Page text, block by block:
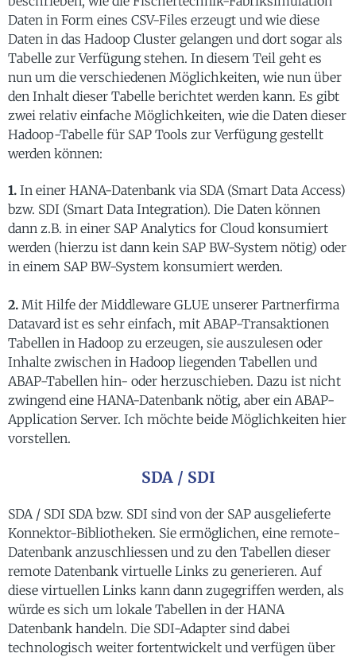
Daten in Form eines CSV-Files erzeugt und wie diese
Daten in das Hadoop Cluster gelangen und dort sogar als
Tabelle zur Verfügung stehen. In diesem Teil geht es
nun um die verschiedenen Möglichkeiten, wie nun über
den Inhalt dieser Tabelle berichtet werden kann. Es gibt
zwei relativ einfache Möglichkeiten, wie die Daten dieser
Hadoop-Tabelle für SAP Tools zur Verfügung gestellt
werden können:
1. In einer HANA-Datenbank via SDA (Smart Data Access)
bzw. SDI (Smart Data Integration). Die Daten können
dann z.B. in einer SAP Analytics for Cloud konsumiert
werden (hierzu ist dann kein SAP BW-System nötig) oder
in einem SAP BW-System konsumiert werden.
2. Mit Hilfe der Middleware GLUE unserer Partnerfirma
Datavard ist es sehr einfach, mit ABAP-Transaktionen
Tabellen in Hadoop zu erzeugen, sie auszulesen oder
Inhalte zwischen in Hadoop liegenden Tabellen und
ABAP-Tabellen hin- oder herzuschieben. Dazu ist nicht
zwingend eine HANA-Datenbank nötig, aber ein ABAP-
Application Server. Ich möchte beide Möglichkeiten hier
vorstellen.
SDA / SDI
SDA / SDI SDA bzw. SDI sind von der SAP ausgelieferte
Konnektor-Bibliotheken. Sie ermöglichen, eine remote-
Datenbank anzuschliessen und zu den Tabellen dieser
remote Datenbank virtuelle Links zu generieren. Auf
diese virtuellen Links kann dann zugegriffen werden, als
würde es sich um lokale Tabellen in der HANA
Datenbank handeln. Die SDI-Adapter sind dabei
technologisch weiter fortentwickelt und verfügen über